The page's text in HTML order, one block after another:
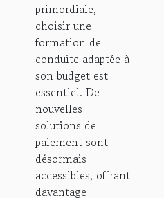
formation
de
conduite
primordiale,
choisir une
formation de
conduite adaptée à
son budget est
essentiel. De
nouvelles
solutions de
paiement sont
désormais
accessibles, offrant
davantage